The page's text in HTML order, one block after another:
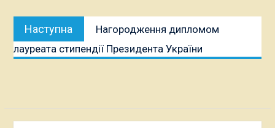
Наступна
публікація:
Нагородження дипломом
лауреата стипендії Президента України